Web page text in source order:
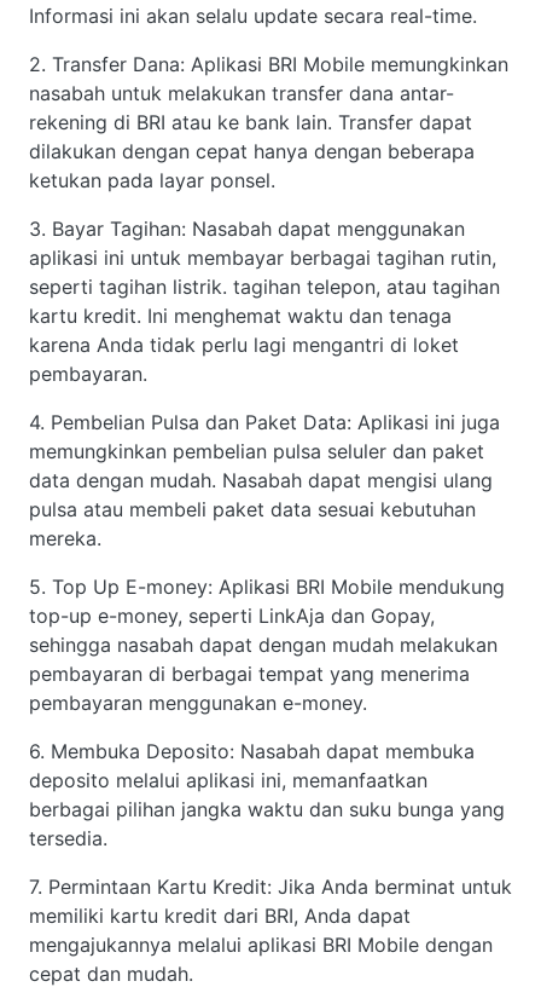
Informasi ini akan selalu update secara real-time.
2. Transfer Dana: Aplikasi BRI Mobile memungkinkan
nasabah untuk melakukan transfer dana antar-
rekening di BRI atau ke bank lain. Transfer dapat
dilakukan dengan cepat hanya dengan beberapa
ketukan pada layar ponsel.
3. Bayar Tagihan: Nasabah dapat menggunakan
aplikasi ini untuk membayar berbagai tagihan rutin,
seperti tagihan listrik. tagihan telepon, atau tagihan
kartu kredit. Ini menghemat waktu dan tenaga
karena Anda tidak perlu lagi mengantri di loket
pembayaran.
4. Pembelian Pulsa dan Paket Data: Aplikasi ini juga
memungkinkan pembelian pulsa seluler dan paket
data dengan mudah. Nasabah dapat mengisi ulang
pulsa atau membeli paket data sesuai kebutuhan
mereka.
5. Top Up E-money: Aplikasi BRI Mobile mendukung
top-up e-money, seperti LinkAja dan Gopay,
sehingga nasabah dapat dengan mudah melakukan
pembayaran di berbagai tempat yang menerima
pembayaran menggunakan e-money.
6. Membuka Deposito: Nasabah dapat membuka
deposito melalui aplikasi ini, memanfaatkan
berbagai pilihan jangka waktu dan suku bunga yang
tersedia.
7. Permintaan Kartu Kredit: Jika Anda berminat untuk
memiliki kartu kredit dari BRI, Anda dapat
mengajukannya melalui aplikasi BRI Mobile dengan
cepat dan mudah.